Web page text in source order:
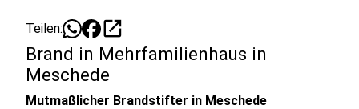
Teilen: open_in_new
Brand in Mehrfamilienhaus in
Meschede
Mutmaßlicher Brandstifter in Meschede